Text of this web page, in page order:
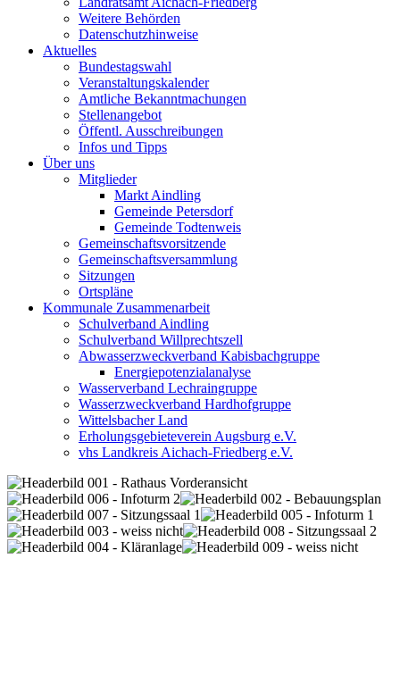
Weitere Behörden
Datenschutzhinweise
Aktuelles
Bundestagswahl
Veranstaltungskalender
Amtliche Bekanntmachungen
Stellenangebot
Öffentl. Ausschreibungen
Infos und Tipps
Über uns
Mitglieder
Markt Aindling
Gemeinde Petersdorf
Gemeinde Todtenweis
Gemeinschaftsvorsitzende
Gemeinschaftsversammlung
Sitzungen
Ortspläne
Kommunale Zusammenarbeit
Schulverband Aindling
Schulverband Willprechtszell
Abwasserzweckverband Kabisbachgruppe
Energiepotenzialanalyse
Wasserverband Lechraingruppe
Wasserzweckverband Hardhofgruppe
Wittelsbacher Land
Erholungsgebieteverein Augsburg e.V.
vhs Landkreis Aichach-Friedberg e.V.